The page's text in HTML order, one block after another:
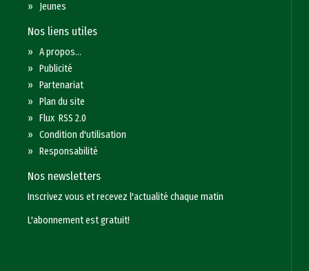
» Jeunes
Nos liens utiles
»A propos...
»Publicité
»Partenariat
»Plan du site
»Flux RSS 2.0
»Condition d'utilisation
»Responsabilité
Nos newsletters
Inscrivez vous et recevez l'actualité chaque matin
L'abonnement est gratuit!